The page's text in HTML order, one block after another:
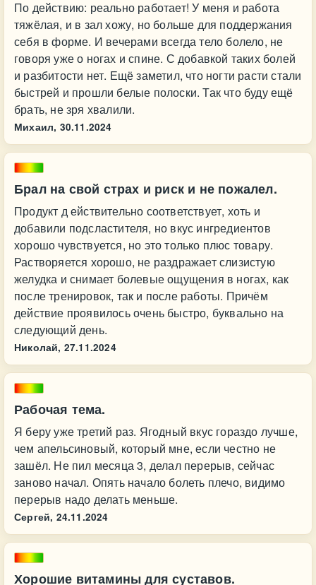
По действию: реально работает! У меня и работа
тяжёлая, и в зал хожу, но больше для поддержания
себя в форме. И вечерами всегда тело болело, не
говоря уже о ногах и спине. С добавкой таких болей
и разбитости нет. Ещё заметил, что ногти расти стали
быстрей и прошли белые полоски. Так что буду ещё
брать, не зря хвалили.
Михаил, 30.11.2024
Брал на свой страх и риск и не пожалел.
Продукт д ействительно соответствует, хоть и
добавили подсластителя, но вкус ингредиентов
хорошо чувствуется, но это только плюс товару.
Растворяется хорошо, не раздражает слизистую
желудка и снимает болевые ощущения в ногах, как
после тренировок, так и после работы. Причём
действие проявилось очень быстро, буквально на
следующий день.
Николай, 27.11.2024
Рабочая тема.
Я беру уже третий раз. Ягодный вкус гораздо лучше,
чем апельсиновый, который мне, если честно не
зашёл. Не пил месяца 3, делал перерыв, сейчас
заново начал. Опять начало болеть плечо, видимо
перерыв надо делать меньше.
Сергей, 24.11.2024
Хорошие витамины для суставов.